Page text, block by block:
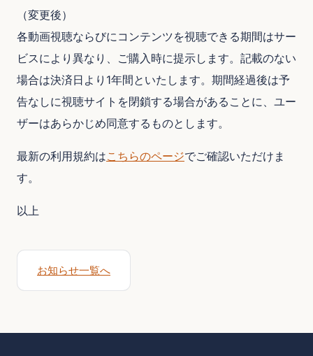
（変更後）
各動画視聴ならびにコンテンツを視聴できる期間はサー
ビスにより異なり、ご購入時に提示します。記載のない
場合は決済日より1年間といたします。期間経過後は予
告なしに視聴サイトを閉鎖する場合があることに、ユー
ザーはあらかじめ同意するものとします。
最新の利用規約はこちらのページでご確認いただけま
す。
以上
お知らせ一覧へ